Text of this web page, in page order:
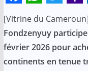
F
a
c
e
W
h
a
t
T
w
i
t
Y
a
h
o
L
[Vitrine du
Fondzenyuy
février 2026 pour
continents en tenue